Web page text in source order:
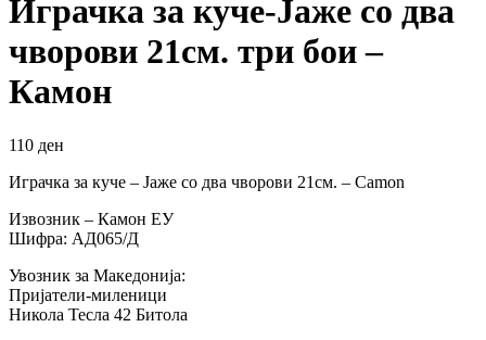
Играчка за куче-Јаже со два
чворови 21см. три бои –
Камон
110 ден
Играчка за куче – Јаже со два чворови 21см. – Camon
Извозник – Камон ЕУ
Шифра: АД065/Д
Увозник за Македонија:
Пријатели-миленици
Никола Тесла 42 Битола